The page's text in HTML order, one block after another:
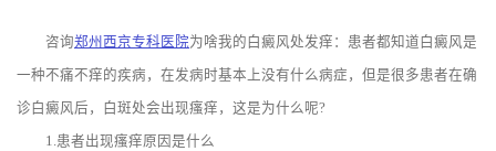
咨询郑州西京专科医院为啥我的白癜风处发痒：患者都知道白癜风是
一种不痛不痒的疾病，在发病时基本上没有什么病症，但是很多患者在确
诊白癜风后，白斑处会出现瘙痒，这是为什么呢?
1.患者出现瘙痒原因是什么